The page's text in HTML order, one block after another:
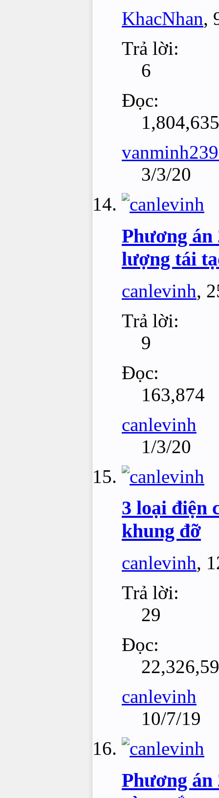
KhacNhan,
Trả lời:
6
Đọc:
1,804,635
3/3/20
Phương án
lượng tái
canlevinh,
Trả lời:
9
Đọc:
163,874
canlevinh
1/3/20
3 loại điện
khung đỡ
canlevinh,
Trả lời:
29
Đọc:
canlevinh
10/7/19
Phương án